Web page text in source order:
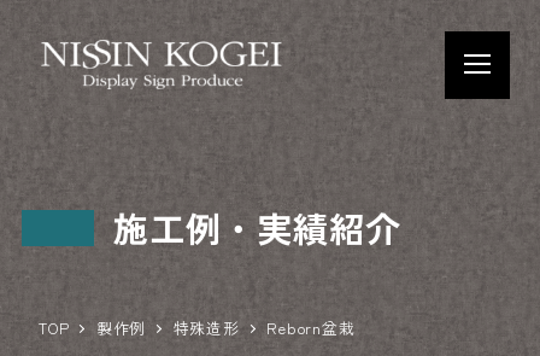
施工例・実績紹介
TOP 製作例 特殊造形 Reborn盆栽